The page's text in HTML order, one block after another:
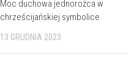
Moc duchowa jednorożca w
chrześcijańskiej symbolice
13 GRUDNIA 2023